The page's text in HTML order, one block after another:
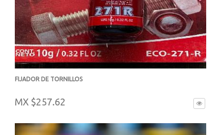
FIJADOR DE TORNILLOS
MX $257.62